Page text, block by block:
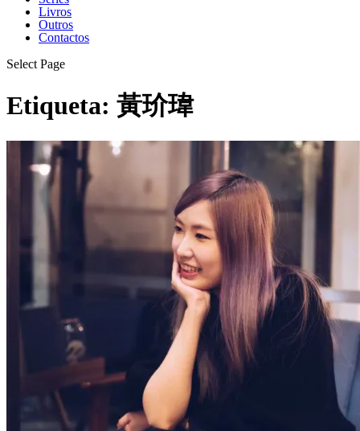
Livros
Outros
Contactos
Select Page
Etiqueta: 黃玠瑋